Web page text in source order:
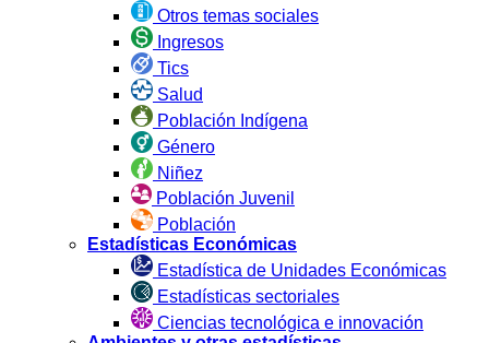
Otros temas sociales
Ingresos
Tics
Salud
Población Indígena
Género
Niñez
Población Juvenil
Población
Estadísticas Económicas
Estadística de Unidades Económicas
Estadísticas sectoriales
Ciencias tecnológica e innovación